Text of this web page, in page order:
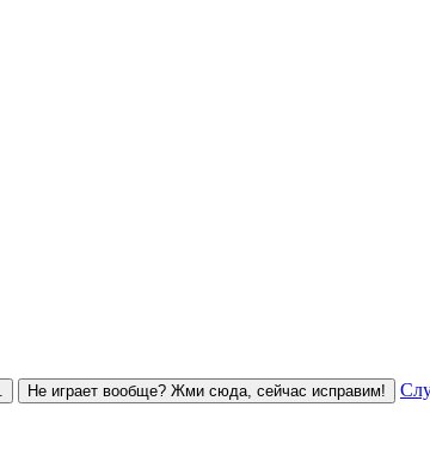
Не играет вообще? Жми сюда, сейчас исправим!